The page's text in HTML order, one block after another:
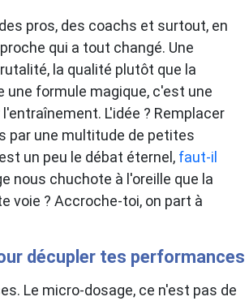
pros, des coachs et surtout, en
qui a tout changé. Une
la qualité plutôt que la
une formule magique, c'est une
L'idée ? Remplacer
par une multitude de petites
un peu le débat éternel, faut-il
nous chuchote à l'oreille que la
voie ? Accroche-toi, on part à
décupler tes performances
Le micro-dosage, ce n'est pas de